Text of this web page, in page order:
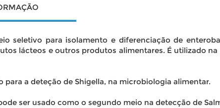
seletivo para isolamento e diferenciação de
lácteos e outros produtos alimentares. É utilizado
a deteção de Shigella, na microbiologia alimentar.
ser usado como o segundo meio na detecção de